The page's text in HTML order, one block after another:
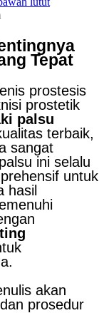
Tepat
prostesis
prostetik
palsu
terbaik,
sangat
ini selalu
untuk
hasil
akan
prosedur